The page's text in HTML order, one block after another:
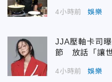
4小時前 娛樂
JJA壓軸卡司
節 放話「讓世
4小時前 娛樂